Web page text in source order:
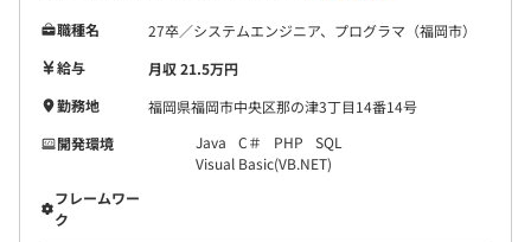
職種名
27卒／システムエンジニア、プログラマ（福岡市）
給与
月収 21.5万円
勤務地
福岡県福岡市中央区那の津3丁目14番14号
開発環境
Java C＃ PHP
SQL
Visual Basic(VB.NET)
フレームワー
ク